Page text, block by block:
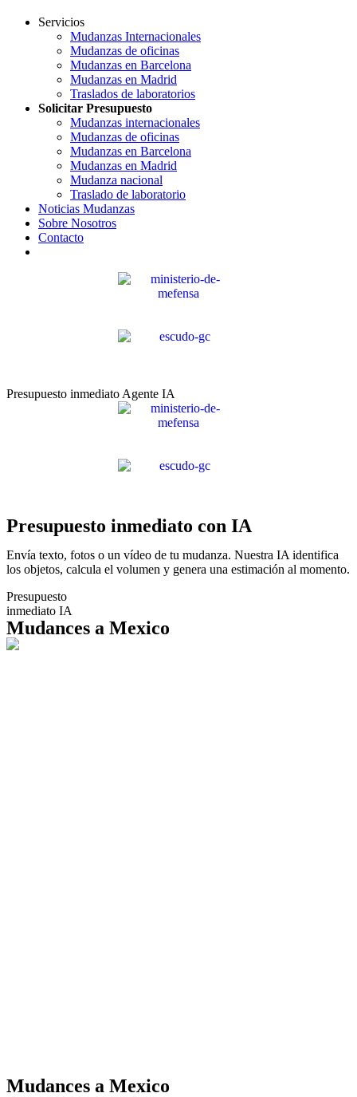
Servicios
Mudanzas Internacionales
Mudanzas de oficinas
Mudanzas en Barcelona
Mudanzas en Madrid
Traslados de laboratorios
Solicitar Presupuesto
Mudanzas internacionales
Mudanzas de oficinas
Mudanzas en Barcelona
Mudanzas en Madrid
Mudanza nacional
Traslado de laboratorio
Noticias Mudanzas
Sobre Nosotros
Contacto
Presupuesto inmediato Agente IA
Presupuesto inmediato con IA
Envía texto, fotos o un vídeo de tu mudanza. Nuestra IA identifica
los objetos, calcula el volumen y genera una estimación al momento.
Presupuesto
inmediato IA
Mudances a Mexico
Mudances a Mexico